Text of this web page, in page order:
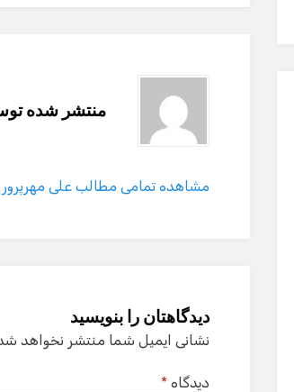
منتشر شده
مشاهده تمامی مطالب علی مهرپرور
دیدگاهتان را بنویسید
نشانی ایمیل شما منتشر نخواهد
دیدگاه*